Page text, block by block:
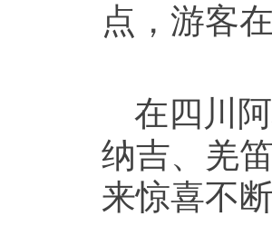
点，游客
在四川
纳吉、羌
来惊喜不